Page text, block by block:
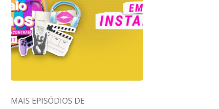
MAIS EPISÓDIOS DE